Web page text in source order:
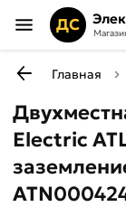
ДС
Главная
Electric